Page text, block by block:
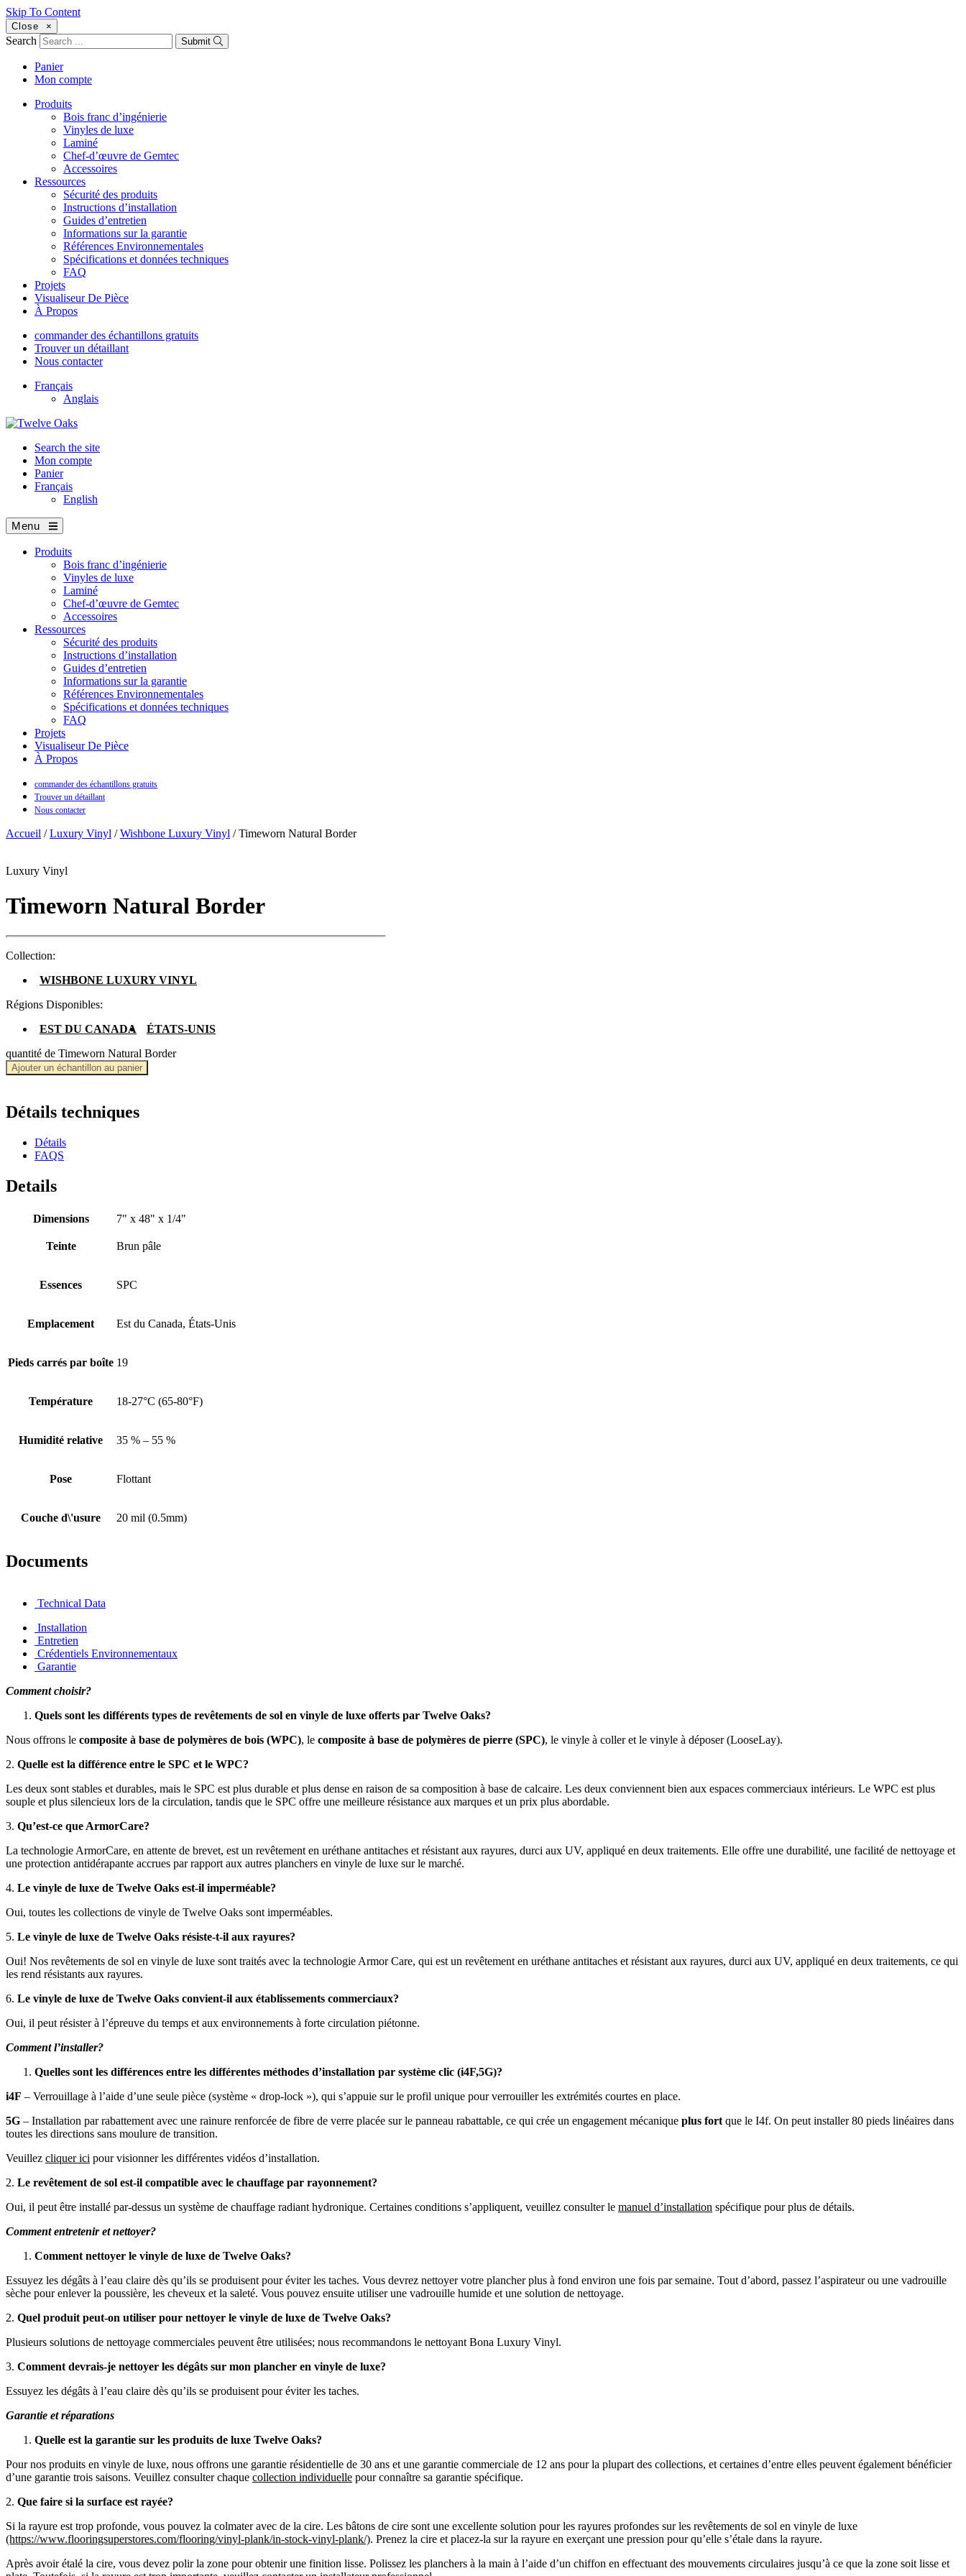
Skip To Content
Close ×
Search Submit
Panier
Mon compte
Produits
Bois franc d’ingénierie
Vinyles de luxe
Laminé
Chef-d’œuvre de Gemtec
Accessoires
Ressources
Sécurité des produits
Instructions d’installation
Guides d’entretien
Informations sur la garantie
Références Environnementales
Spécifications et données techniques
FAQ
Projets
Visualiseur De Pièce
À Propos
commander des échantillons gratuits
Trouver un détaillant
Nous contacter
Français
Anglais
Search the site
Mon compte
Panier
Français
English
Menu
Produits
Bois franc d’ingénierie
Vinyles de luxe
Laminé
Chef-d’œuvre de Gemtec
Accessoires
Ressources
Sécurité des produits
Instructions d’installation
Guides d’entretien
Informations sur la garantie
Références Environnementales
Spécifications et données techniques
FAQ
Projets
Visualiseur De Pièce
À Propos
commander des échantillons gratuits
Trouver un détaillant
Nous contacter
Accueil /Luxury Vinyl /Wishbone Luxury Vinyl / Timeworn Natural Border
Luxury Vinyl
Timeworn Natural Border
Collection:
WISHBONE LUXURY VINYL
Régions Disponibles:
EST DU CANADA
ÉTATS-UNIS
quantité de Timeworn Natural Border
Ajouter un échantillon au panier
Détails techniques
Détails
FAQS
Details
Dimensions 7" x 48" x 1/4"
Teinte Brun pâle
Essences SPC
Emplacement Est du Canada, États-Unis
Pieds carrés par boîte 19
Température 18-27°C (65-80°F)
Humidité relative 35 % – 55 %
Pose Flottant
Couche d\'usure 20 mil (0.5mm)
Documents
Technical Data
Installation
Entretien
Crédentiels Environnementaux
Garantie
Comment choisir?
Quels sont les différents types de revêtements de sol en vinyle de luxe offerts par Twelve Oaks?
Nous offrons le composite à base de polymères de bois (WPC), le composite à base de polymères de pierre (SPC), le vinyle à coller et le vinyle à déposer (LooseLay).
2. Quelle est la différence entre le SPC et le WPC?
Les deux sont stables et durables, mais le SPC est plus durable et plus dense en raison de sa composition à base de calcaire. Les deux conviennent bien aux espaces commerciaux intérieurs. Le WPC est plus
souple et plus silencieux lors de la circulation, tandis que le SPC offre une meilleure résistance aux marques et un prix plus abordable.
3. Qu’est-ce que ArmorCare?
La technologie ArmorCare, en attente de brevet, est un revêtement en uréthane antitaches et résistant aux rayures, durci aux UV, appliqué en deux traitements. Elle offre une durabilité, une facilité de nettoyage et
une protection antidérapante accrues par rapport aux autres planchers en vinyle de luxe sur le marché.
4. Le vinyle de luxe de Twelve Oaks est-il imperméable?
Oui, toutes les collections de vinyle de Twelve Oaks sont imperméables.
5. Le vinyle de luxe de Twelve Oaks résiste-t-il aux rayures?
Oui! Nos revêtements de sol en vinyle de luxe sont traités avec la technologie Armor Care, qui est un revêtement en uréthane antitaches et résistant aux rayures, durci aux UV, appliqué en deux traitements, ce qui
les rend résistants aux rayures.
6. Le vinyle de luxe de Twelve Oaks convient-il aux établissements commerciaux?
Oui, il peut résister à l’épreuve du temps et aux environnements à forte circulation piétonne.
Comment l’installer?
Quelles sont les différences entre les différentes méthodes d’installation par système clic (i4F,5G)?
i4F – Verrouillage à l’aide d’une seule pièce (système « drop-lock »), qui s’appuie sur le profil unique pour verrouiller les extrémités courtes en place.
5G – Installation par rabattement avec une rainure renforcée de fibre de verre placée sur le panneau rabattable, ce qui crée un engagement mécanique plus fort que le I4f. On peut installer 80 pieds linéaires dans
toutes les directions sans moulure de transition.
Veuillez cliquer ici pour visionner les différentes vidéos d’installation.
2. Le revêtement de sol est-il compatible avec le chauffage par rayonnement?
Oui, il peut être installé par-dessus un système de chauffage radiant hydronique. Certaines conditions s’appliquent, veuillez consulter le manuel d’installation spécifique pour plus de détails.
Comment entretenir et nettoyer?
Comment nettoyer le vinyle de luxe de Twelve Oaks?
Essuyez les dégâts à l’eau claire dès qu’ils se produisent pour éviter les taches. Vous devrez nettoyer votre plancher plus à fond environ une fois par semaine. Tout d’abord, passez l’aspirateur ou une vadrouille
sèche pour enlever la poussière, les cheveux et la saleté. Vous pouvez ensuite utiliser une vadrouille humide et une solution de nettoyage.
2. Quel produit peut-on utiliser pour nettoyer le vinyle de luxe de Twelve Oaks?
Plusieurs solutions de nettoyage commerciales peuvent être utilisées; nous recommandons le nettoyant Bona Luxury Vinyl.
3. Comment devrais-je nettoyer les dégâts sur mon plancher en vinyle de luxe?
Essuyez les dégâts à l’eau claire dès qu’ils se produisent pour éviter les taches.
Garantie et réparations
Quelle est la garantie sur les produits de luxe Twelve Oaks?
Pour nos produits en vinyle de luxe, nous offrons une garantie résidentielle de 30 ans et une garantie commerciale de 12 ans pour la plupart des collections, et certaines d’entre elles peuvent également bénéficier
d’une garantie trois saisons. Veuillez consulter chaque collection individuelle pour connaître sa garantie spécifique.
2. Que faire si la surface est rayée?
Si la rayure est trop profonde, vous pouvez la colmater avec de la cire. Les bâtons de cire sont une excellente solution pour les rayures profondes sur les revêtements de sol en vinyle de luxe
(https://www.flooringsuperstores.com/flooring/vinyl-plank/in-stock-vinyl-plank/). Prenez la cire et placez-la sur la rayure en exerçant une pression pour qu’elle s’étale dans la rayure.
Après avoir étalé la cire, vous devez polir la zone pour obtenir une finition lisse. Polissez les planchers à la main à l’aide d’un chiffon en effectuant des mouvements circulaires jusqu’à ce que la zone soit lisse et